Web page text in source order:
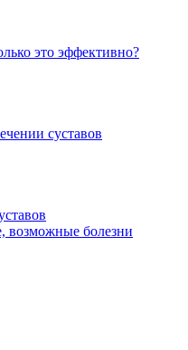
это эффективно?
суставов
возможные болезни